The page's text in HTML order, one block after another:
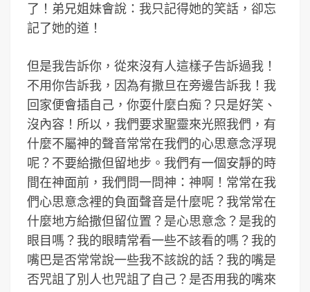
了！弟兄姐妹會說：我只記得她的笑話，卻忘
記了她的道！
但是我告訴你，從來沒有人這樣子告訴過我！
不用你告訴我，因為有撒旦在旁邊告訴我！我
回家便會插自己，你耍什麼白痴？只是好笑、
沒內容！所以，我們要求聖靈來光照我們，有
什麼不屬神的聲音常常在我們的心思意念浮現
呢？不要給撒但留地步。我們有一個安靜的時
間在神面前，我們問一問神：神啊！常常在我
們心思意念裡的負面聲音是什麼呢？我常常在
什麼地方給撒但留位置？是心思意念？是我的
眼目嗎？我的眼睛常看一些不該看的嗎？我的
嘴巴是否常常說一些我不該說的話？我的嘴是
否咒詛了別人也咒詛了自己？是否用我的嘴來